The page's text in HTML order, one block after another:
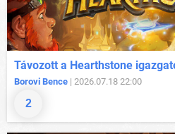
2
Távozott a Hearthstone
Borovi Bence | 2026.07.18 22:00